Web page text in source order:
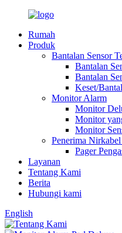
Rumah
Produk
Bantalan Sensor
Bantalan
Bantalan
Keset/
Monitor Alarm
Monitor
Monitor
Monitor
Penerima
Pager
Layanan
Tentang Kami
Berita
Hubungi kami
English